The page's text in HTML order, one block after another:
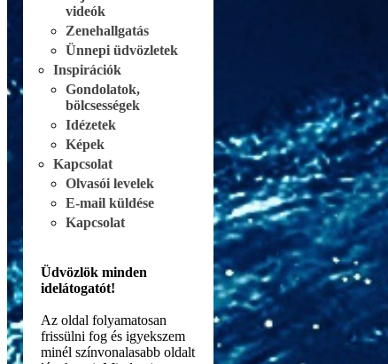
videók
Zenehallgatás
Ünnepi üdvözletek
Inspirációk
Gondolatok,
bölcsességek
Idézetek
Képek
Kapcsolat
Olvasói levelek
E-mail küldése
Kapcsolat
Üdvözlök minden
idelátogatót!
Az oldal folyamatosan
frissülni fog és igyekszem
minél színvonalasabb oldalt